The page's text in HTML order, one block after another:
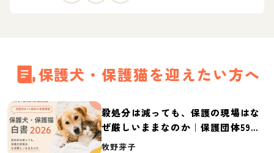
保護犬・保護猫を迎えたい方へ
殺処分は減っても、保護の現場はな
ぜ厳しいままなのか｜保護団体59団
体の実態調査【保護犬・保護猫白書
牧野芽子